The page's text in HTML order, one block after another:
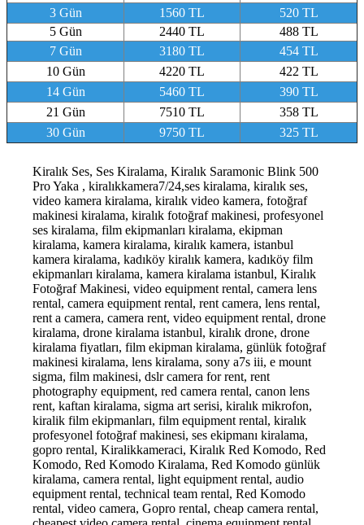
3 Gün
1560 TL
520 TL
5 Gün
2440 TL
488 TL
7 Gün
3180 TL
454 TL
10 Gün
4220 TL
422 TL
14 Gün
5460 TL
390 TL
21 Gün
7510 TL
358 TL
30 Gün
9750 TL 325 TL
Kiralık Ses, Ses Kiralama, Kiralık Saramonic Blink 500
Pro Yaka , kiralıkkamera7/24,ses kiralama, kiralık ses,
video kamera kiralama, kiralık video kamera, fotoğraf
makinesi kiralama, kiralık fotoğraf makinesi, profesyonel
ses kiralama, film ekipmanları kiralama, ekipman
kiralama, kamera kiralama, kiralık kamera, istanbul
kamera kiralama, kadıköy kiralık kamera, kadıköy film
ekipmanları kiralama, kamera kiralama istanbul, Kiralık
Fotoğraf Makinesi, video equipment rental, camera lens
rental, camera equipment rental, rent camera, lens rental,
rent a camera, camera rent, video equipment rental, drone
kiralama, drone kiralama istanbul, kiralık drone, drone
kiralama fiyatları, film ekipman kiralama, günlük fotoğraf
makinesi kiralama, lens kiralama, sony a7s iii, e mount
sigma, film makinesi, dslr camera for rent, rent
photography equipment, red camera rental, canon lens
rent, kaftan kiralama, sigma art serisi, kiralık mikrofon,
kiralik film ekipmanları, film equipment rental, kiralık
profesyonel fotoğraf makinesi, ses ekipmanı kiralama,
gopro rental, Kiralikkameraci, Kiralık Red Komodo, Red
Komodo, Red Komodo Kiralama, Red Komodo günlük
kiralama, camera rental, light equipment rental, audio
equipment rental, technical team rental, Red Komodo
rental, video camera, Gopro rental, cheap camera rental,